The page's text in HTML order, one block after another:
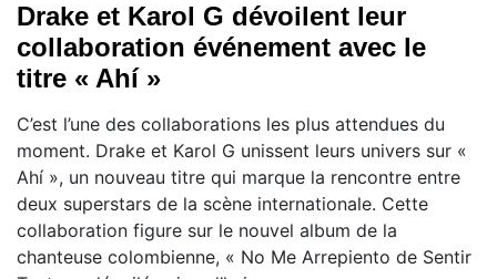
Drake et Karol G dévoilent leur
collaboration événement avec le
titre « Ahí »
C’est l’une des collaborations les plus attendues du
moment. Drake et Karol G unissent leurs univers sur «
Ahí », un nouveau titre qui marque la rencontre entre
deux superstars de la scène internationale. Cette
collaboration figure sur le nouvel album de la
chanteuse colombienne, « No Me Arrepiento de Sentir